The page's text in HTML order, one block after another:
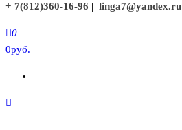
+ 7(812)360-16-96 | linga7@yandex.ru
0
0руб.